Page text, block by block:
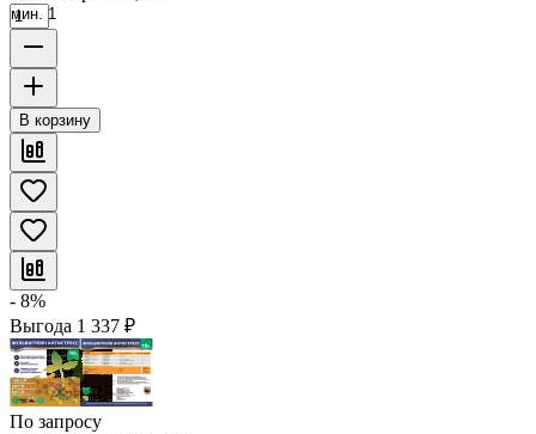
мин. 1
В корзину
- 8%
Выгода 1 337 ₽
По запросу